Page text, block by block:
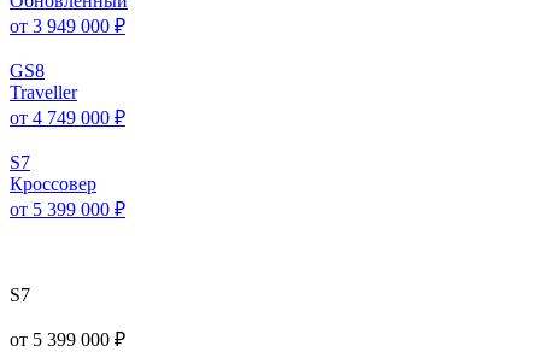
от 3 949 000 ₽
GS8
Traveller
от 4 749 000 ₽
S7
Кроссовер
от 5 399 000 ₽
S7
от 5 399 000 ₽